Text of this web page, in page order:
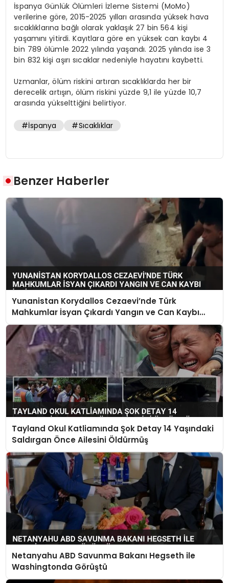
İspanya Günlük Ölümleri İzleme Sistemi (MoMo)
verilerine göre, 2015-2025 yılları arasında yüksek hava
sıcaklıklarına bağlı olarak yaklaşık 27 bin 564 kişi
yaşamını yitirdi. Kayıtlara göre en yüksek can kaybı 4
bin 789 ölümle 2022 yılında yaşandı. 2025 yılında ise 3
bin 832 kişi aşırı sıcaklar nedeniyle hayatını kaybetti.
Uzmanlar, ölüm riskini artıran sıcaklıklarda her bir
derecelik artışın, ölüm riskini yüzde 9,1 ile yüzde 10,7
arasında yükselttiğini belirtiyor.
#İspanya #Sıcaklıklar
Benzer Haberler
Yunanistan Korydallos Cezaevi’nde Türk
Mahkumlar İsyan Çıkardı Yangın ve Can Kaybı
İddiaları Var
Tayland Okul Katliamında Şok Detay 14 Yaşındaki
Saldırgan Önce Ailesini Öldürmüş
Netanyahu ABD Savunma Bakanı Hegseth ile
Washingtonda Görüştü